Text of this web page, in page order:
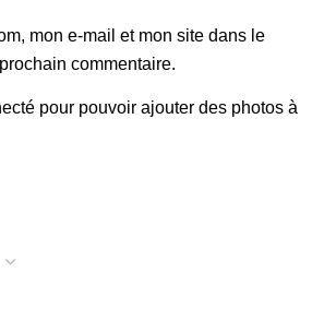
mon e-mail et mon site dans le
commentaire.
pour pouvoir ajouter des photos à